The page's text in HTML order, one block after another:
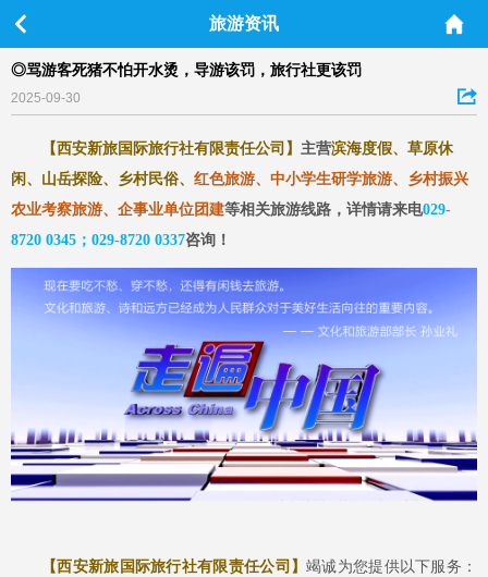
旅游资讯
◎骂游客死猪不怕开水烫，导游该罚，旅行社更该罚
2025-09-30
【西安新旅国际旅行社有限责任公司】 主营滨海度假、草原休
闲、山岳探险、乡村民俗、 红色旅游、中小学生研学旅游、乡村振兴
农业考察旅游、企事业单位团建等相关旅游线路，详情请来电029-
8720 0345；029-8720 0337咨询 ！
【西安新旅国际旅行社有限责任公司】竭诚为您提供以下服务：